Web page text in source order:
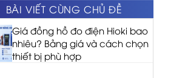
BÀI VIẾT CÙNG CHỦ ĐỀ
Giá đồng hồ đo điện Hioki bao
nhiêu? Bảng giá và cách chọn
thiết bị phù hợp